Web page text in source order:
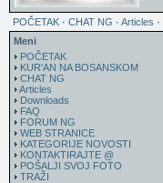
POČETAK · CHAT NG · Articles ·
Meni
POČETAK
KUR'AN NA BOSANSKOM
CHAT NG
Articles
Downloads
FAQ
FORUM NG
WEB STRANICE
KATEGORIJE NOVOSTI
KONTAKTIRAJTE @
POŠALJI SVOJ FOTO
TRAŽI